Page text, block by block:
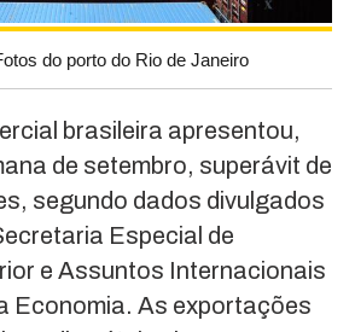
do porto do Rio de Janeiro
brasileira apresentou,
de setembro, superávit de
segundo dados divulgados
Especial de
e Assuntos Internacionais
Economia. As exportações